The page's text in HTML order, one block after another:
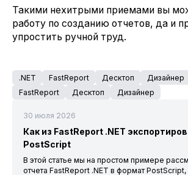
Такими нехитрыми приемами вы
работу по созданию отчетов, да и
упростить ручной труд.
.NET FastReport Десктоп Дизайнер
FastReport
Десктоп Дизайнер
30 июля 2026
Как из FastReport .NET
PostScript
В этой статье мы на простом примере
отчета FastReport .NET в формат